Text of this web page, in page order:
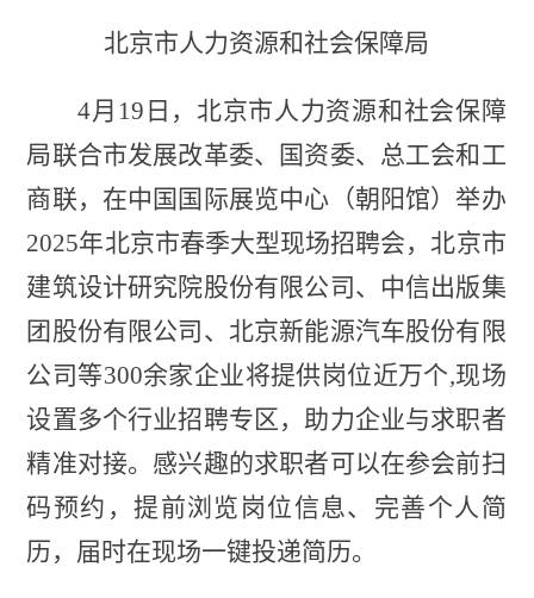
北京市人力资源和社会保障局
4月19日， 北京市人力资源和社会保障
局联合市发展改革委、国资委、总工会和工
商联，在中国国际展览中心（朝阳馆）举办
2025年北京市春季大型现场招聘会，北京市
建筑设计研究院股份有限公司、中信出版集
团股份有限公司、北京新能源汽车股份有限
公司等300余家企业将提供岗位近万个,现场
设置多个行业招聘专区，助力企业与求职者
精准对接。 感兴趣的求职者可以在参会前扫
码预约，提前浏览岗位信息、完善个人简
历，届时在现场一键投递简历。